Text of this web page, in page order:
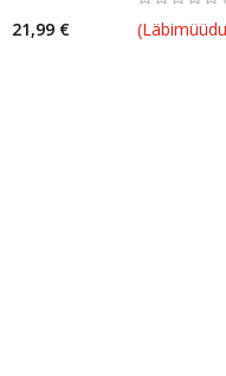
21,99 €
Keskmine